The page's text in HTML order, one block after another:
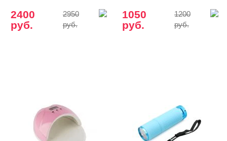
2400
руб.
2950
руб.
1050
руб.
1200
руб.